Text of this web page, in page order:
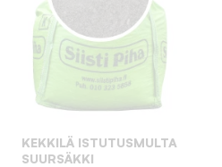
KEKKILÄ ISTUTUSMULTA
SUURSÄKKI